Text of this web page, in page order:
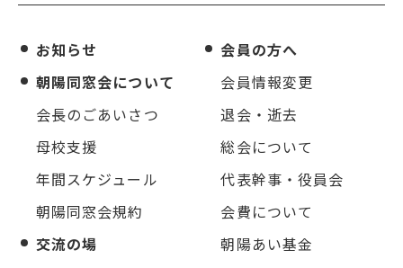
お知らせ
朝陽同窓会について
会長のごあいさつ
母校支援
年間スケジュール
朝陽同窓会規約
交流の場
会員の方へ
会員情報変更
退会・逝去
総会について
代表幹事・役員会
会費について
朝陽あい基金